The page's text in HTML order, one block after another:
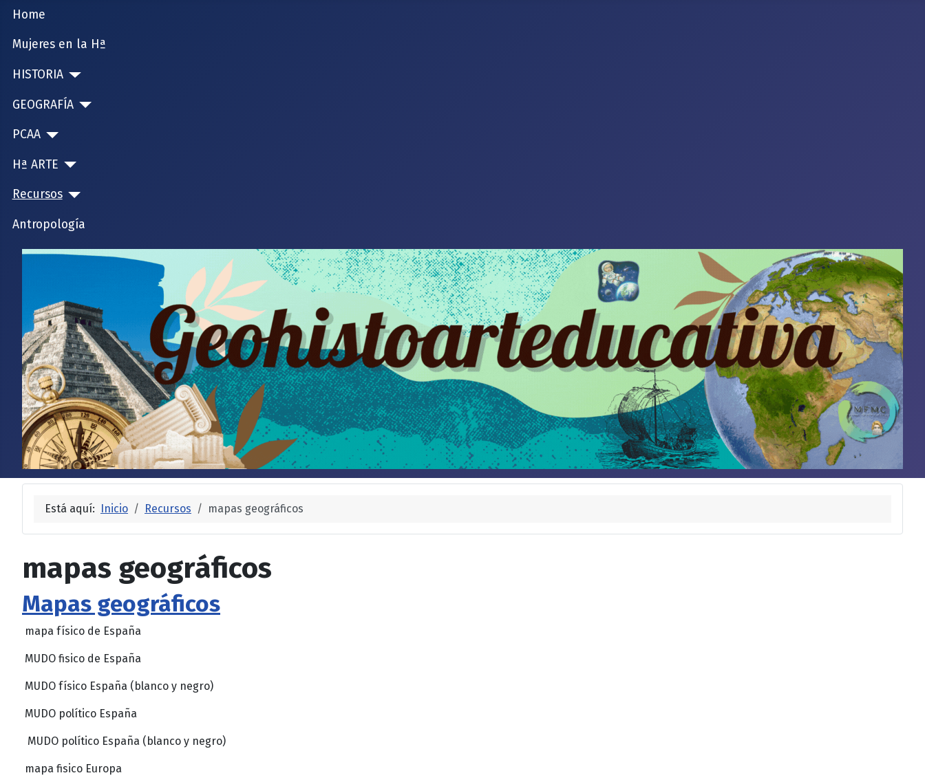
Home
Mujeres en la Hª
HISTORIA
GEOGRAFÍA
PCAA
Hª ARTE
Recursos
Antropología
Está aquí: Inicio Recursos mapas geográficos
mapas geográficos
Mapas geográficos
mapa físico de España
MUDO fisico de España
MUDO físico España (blanco y negro)
MUDO político España
MUDO político España (blanco y negro)
mapa fisico Europa